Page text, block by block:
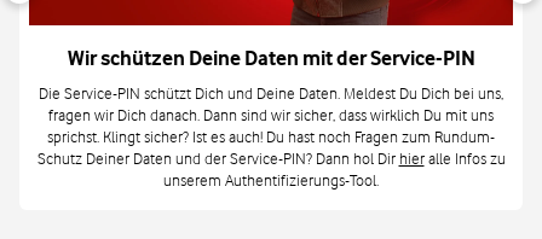
Wir schützen Deine Daten mit der Service-PIN
Die Service-PIN schützt Dich und Deine Daten. Meldest Du Dich bei uns,
fragen wir Dich danach. Dann sind wir sicher, dass wirklich Du mit uns
sprichst. Klingt sicher? Ist es auch! Du hast noch Fragen zum Rundum-
Schutz Deiner Daten und der Service-PIN? Dann hol Dir hieralle Infos zu
unserem Authentifizierungs-Tool.